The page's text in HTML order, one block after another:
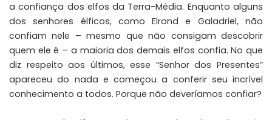
a confiança dos elfos da Terra-Média. Enquanto alguns
dos senhores élficos, como Elrond e Galadriel, não
confiam nele – mesmo que não consigam descobrir
quem ele é – a maioria dos demais elfos confia. No que
diz respeito aos últimos, esse “Senhor dos Presentes”
apareceu do nada e começou a conferir seu incrível
conhecimento a todos. Porque não deveríamos confiar?